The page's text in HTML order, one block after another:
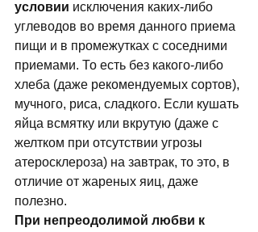
условии исключения каких-либо
углеводов во время данного приема
пищи и в промежутках с соседними
приемами. То есть без какого-либо
хлеба (даже рекомендуемых сортов),
мучного, риса, сладкого. Если кушать
яйца всмятку или вкрутую (даже с
желтком при отсутствии угрозы
атеросклероза) на завтрак, то это, в
отличие от жареных яиц, даже
полезно.
Пpи непреодолимой любви к